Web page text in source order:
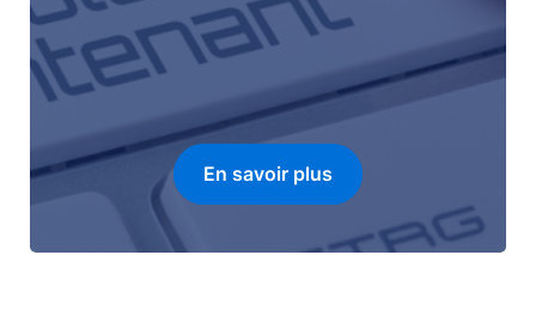
En savoir plus